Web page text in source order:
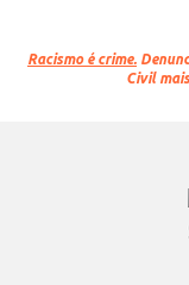
Racismo é crime.
Civil